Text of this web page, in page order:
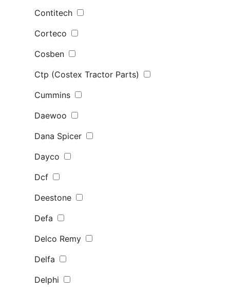
Contitech
Corteco
Cosben
Ctp (Costex Tractor Parts)
Cummins
Daewoo
Dana Spicer
Dayco
Dcf
Deestone
Defa
Delco Remy
Delfa
Delphi